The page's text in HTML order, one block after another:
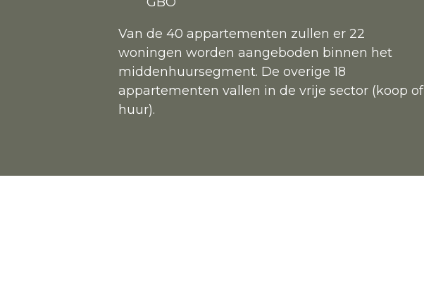
Van de 40 appartementen zullen er 22
woningen worden aangeboden binnen het
middenhuursegment. De overige 18
appartementen vallen in de vrije sector (koop of
huur).